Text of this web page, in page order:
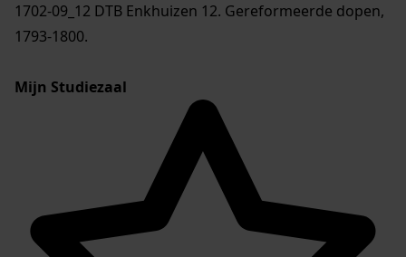
1702-09_12 DTB Enkhuizen 12. Gereformeerde dopen,
1793-1800.
Mijn Studiezaal